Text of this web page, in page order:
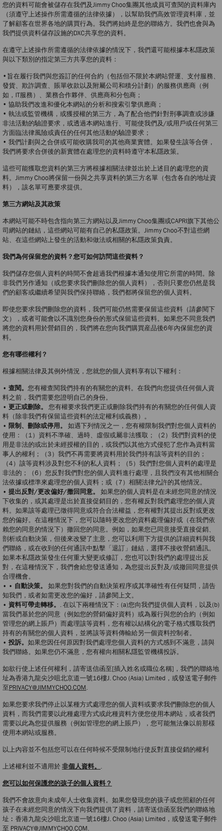
您的資料可能會被儲存在我們及Jimmy Choo集團其他成員可查閱的資料庫內
（須遵守上述操作所需遵循的法律依據），以幫助我們高效管理資料庫，並
了解顧客在世界各地的購買行為。我們將始終是您的聯絡方。我們也會與為
我們提供資料儲存設施的DXC共享您的資料。
在遵守上述操作所需遵循的法律依據的情況下，我們還可能根據本私隱政策
與以下類別的指定第三方共享您的資料：
•旨在履行我們與您簽訂的任何合約（包括但不限於本網站營運、支付服務、
發貨、欺詐調查、賬單收款以及附屬公司和積分計劃）的服務供應商（例
如，IT服務）、業務合作夥伴、供應商和分包商；
• 協助我們改進和優化本網站的分析和搜索引擎供應商；
• 執法或監管機構，或獲授權的第三方，為了配合他們針對刑事調查或涉嫌
非法活動的驗證要求，或透過本網站進行、可能使我們及/或用戶或任何第三
方面臨法律風險或責任的任何其他活動的驗證要求；
• 我們計劃與之合併或可能收購我司的其他商業實體。如果發生該等合併，
我們將要求合併後的新實體在處理您的資料時遵守本私隱政策。
這些可能獲取您資料的第三方將根據相關法律並出於上述目的處理您的資
料。Jimmy Choo將保留一份與之共享資料的第三方名單（包含各自的地址資
料），該名單可應要求提供。
第三方網站及其政策
本網站可能不時包含指向第三方網站以及Jimmy Choo集團或CAPRI旗下其他公
司網站的鏈結，這些網站可能有自己的私隱政策。Jimmy Choo不對這些網
站、在這些網站上發生的活動和做法或相關的私隱政策負責。
我們為何保留您的資料？您可如何訪問這些資料？
我們儲存您個人資料的時間不會超過我們根據本通知使用它所需的時間。除
非我們另作通知（或您要求我們刪除您的個人資料），否則只要您仍然是我
們的顧客或繼續希望與我們保持聯絡，我們都將保留您的個人資料。
即使您要求我們刪除您的資料，我們可能仍然需要保留這些資料（請參閱下
文），或者可能會以不識別您身份的形式保留這些資料。如果您不同意我們
將您的資料用於營銷目的，我們將在您向我們購買産品後6年內保留您的資
料。
您有哪些權利？
根據相關法律及其例外情況，您就您的個人資料享有以下權利：
• 查閱。 您有權查閱我們持有的有關您的資料。在我們向您提供任何個人資
料之前，我們需要您證明自己的身份。
• 更正或刪除。
您有權要求我們更正或刪除我們持有的有關您的任何個人資
料（除非我們有保留這些資料的法定權利或義務）。
• 限制、刪除或停用。
如遇下列情況之一，您有權限制我們對您個人資料的
使用：（1）資料不準確、過時、虛假或屬非法獲取；（2）我們對資料的使
用是非法的或出於未經授權的目的，或我們以其他方式侵犯了您作為資料當
事人的權利；（3）我們不再需要將資料用於我們持有該等資料的目的；
（4）該等資料涉及對您不利的私人資料；（5）我們對您個人資料的處理是
非法的；（6）您反對我們對您的個人資料進行處理，且我們沒有其他相關合
法依據或標準來處理您的個人資料；或（7）相關法律允許的其他情況。
• 提出反對/更改偏好/撤回同意。
如果您的個人資料是在未經您同意的情況
下收集的，或其處理是出於直接促銷目的，您有權反對我們處理您的個人資
料。如果該等處理已徵得同意或符合合法權益，您有權對其提出反對或更改
您的偏好。在這種情況下，您可以隨時更改您的資料處理偏好或（在我們依
賴您的同意的情況下）撤回您的同意。例如，如果您已同意接受直接促銷、
剖析或自動決策，但後來改變了主意，您可以利用下方提供的詳細資料與我
們聯絡，或在收到的任何通訊中點擊「退訂」鏈結，選擇不接收營銷通訊。
如果本私隱政策發生任何重大變更或修訂，您也可以對我們的處理提出反
對，在這種情況下，我們會給您發送通知，為您提出反對及/或撤回同意提供
合理機會。
• • 自動決策。
如果您對我們的自動決策程序或其準確性有任何疑問，請告
知我們，或者如需更改您的偏好，請參閱上文。
• 資料可帶走轉移。 . 在以下兩種情況下：(a)您向我們提供個人資料，以及(b)
當我們基於您的同意（例如您的營銷偏好資料）或為履行與您的合約（例如
管理您的網上賬戶）而處理該等資料，您有權以結構化的電子格式獲取我們
持有的有關您的個人資料，並將該等資料傳輸給另一個資料控制者。
• 投訴。 如果您因任何原因對我們處理您個人資料的方式感到不滿意，請與
我們聯絡。如果您仍不滿意，您有權向相關私隱監管機構投訴。
如欲行使上述任何權利，請寄送信函至[插入姓名或職位名稱]，我們的聯絡地
址為香港九龍尖沙咀北京道一號16樓J. Choo (Asia) Limited，或發送電子郵件
至PRIVACY@JIMMYCHOO.COM.
如果您要求我們停止以某種方式處理您的個人資料或要求我們刪除您的個人
資料，而我們需要以此種處理方式或此種資料方便您使用本網站，或者我們
需要以此為您提供服務（例如管理您的網上賬戶），您可能無法像以前那樣
使用本網站或服務。
以上內容並不包括您可以在任何時候不受限制地行使反對直接促銷的權利
上述權利並不適用於 非個人資料。 .
您可以如何保護您的孩子的個人資料？
我們不會故意向未成年人士收集資料。如果您發現您的孩子或您照顧的任何
孩子在未經您同意的情況下向我們提供了資料，請寄送信函至我們的聯絡地
址︰香港九龍尖沙咀北京道一號16樓J. Choo (Asia) Limited，或發送電子郵件
至 PRIVACY@JIMMYCHOO.COM.